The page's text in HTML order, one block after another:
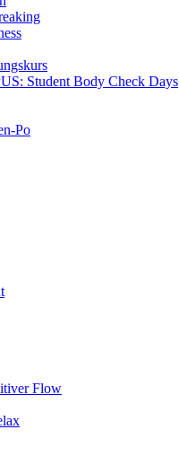
Student Body Check Days
Po
Flow